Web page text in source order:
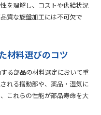
を理解し、コストや供給状況
質な旋盤加工には不可欠で
材料選びのコツ
る部品の材料選定において重
れる摺動部や、薬品・湿気に
これらの性能が部品寿命を大